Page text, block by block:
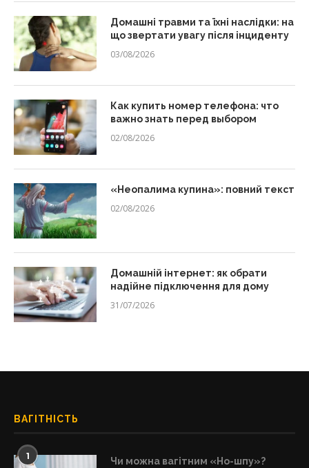
Домашні травми та їхні наслідки: на
що звертати увагу після інциденту
03/08/2026
Как купить номер телефона: что
важно знать перед выбором
02/08/2026
«Неопалима купина»: повний текст
02/08/2026
Домашній інтернет: як обрати
надійне підключення для дому
31/07/2026
ВАГІТНІСТЬ
1 Чи можна вагітним «Но-шпу»?